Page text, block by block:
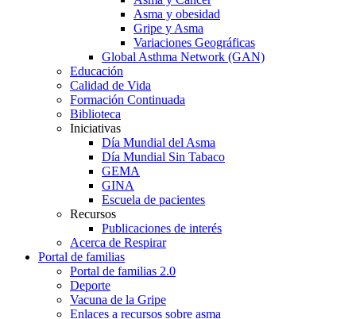
Asma y obesidad
Gripe y Asma
Variaciones Geográficas
Global Asthma Network (GAN)
Educación
Calidad de Vida
Formación Continuada
Biblioteca
Iniciativas
Día Mundial del Asma
Día Mundial Sin Tabaco
GEMA
GINA
Escuela de pacientes
Recursos
Publicaciones de interés
Acerca de Respirar
Portal de familias
Portal de familias 2.0
Deporte
Vacuna de la Gripe
Enlaces a recursos sobre asma